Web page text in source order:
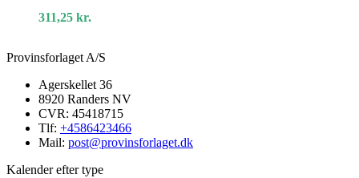
Med
telefonregister
og
notesblok
311,25 kr.
Provinsforlaget A/S
Agerskellet 36
8920 Randers NV
CVR: 45418715
Tlf: +4586423466
Mail: post@provinsforlaget.dk
Kalender efter type